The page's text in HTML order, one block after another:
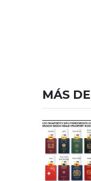
MÁS